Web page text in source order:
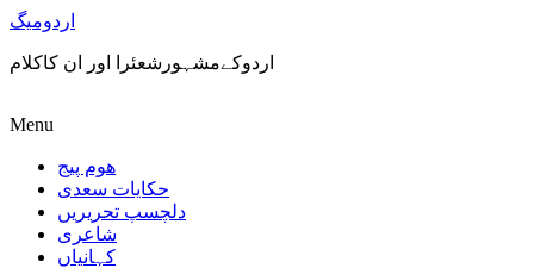
اردومیگ
اردوکےمشہورشعئرا اور ان کاکلام
Menu
ھوم پیج
حکایات سعدی
دلچسپ تحریریں
شاعری
کہانیاں